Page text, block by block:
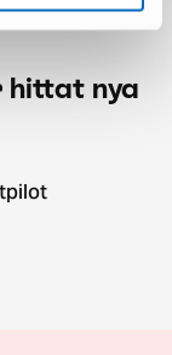
hittat nya